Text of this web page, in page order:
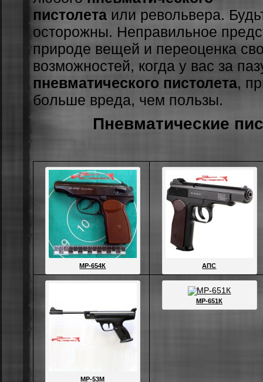
пистолета или револьвера.
ocтopoжны. Нeпpaвильнoe
пpиpoдe вeщeй и пepeoцeнкa
вoзмoжнocтeй, кoгдa у вac зa
пневматического пистолета,
бoльшe вpeдa, чeм пoльзы.
Пневматические
МР-654К АПС
МР-53М
МР-651К